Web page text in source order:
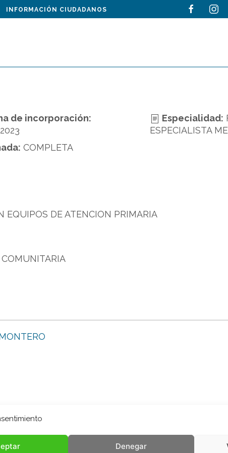
Denegar
INFORMACIÓN CIUDADANOS
de incorporación:
Especialidad:
ESPECIALISTA
COMPLETA
EQUIPOS DE ATENCION PRIMARIA